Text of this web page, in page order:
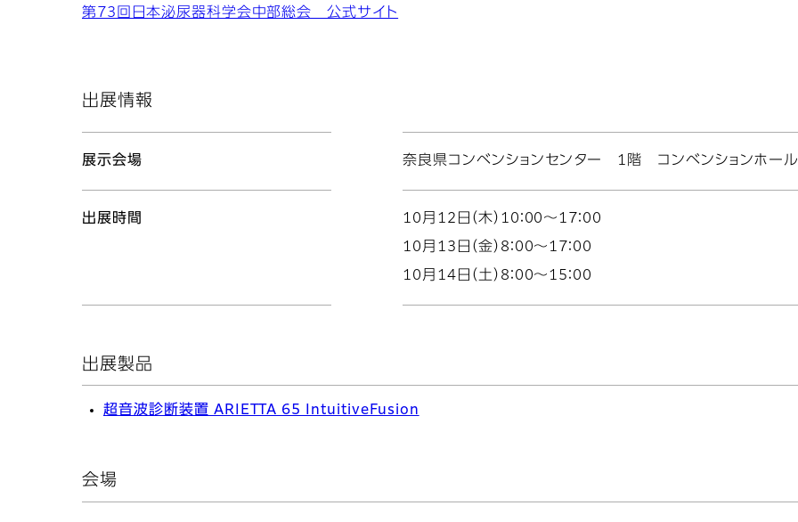
第73回日本泌尿器科学会中部総会 公式サイト
出展情報
展示会場 奈良県コンベンションセンター 1階 コンベンションホー
出展時間
10月12日（木）10：00～17：00
10月13日（金）8：00～17：00
10月14日（土）8：00～15：00
出展製品
超音波診断装置 ARIETTA 65 IntuitiveFusion
会場